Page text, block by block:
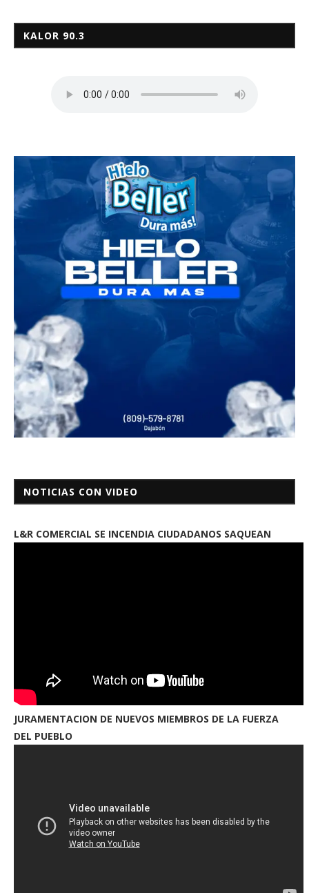
KALOR 90.3
NOTICIAS CON VIDEO
L&R COMERCIAL SE INCENDIA CIUDADANOS SAQUEAN
JURAMENTACION DE NUEVOS MIEMBROS DE LA FUERZA
DEL PUEBLO